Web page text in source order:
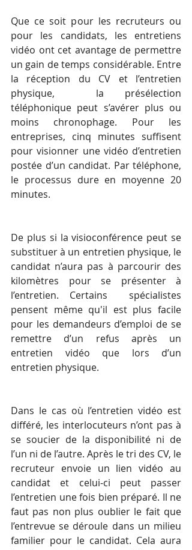
Que ce soit pour les recruteurs ou
pour les candidats, les entretiens
vidéo ont cet avantage de permettre
un gain de temps considérable. Entre
la réception du CV et l’entretien
physique,  la présélection
téléphonique peut s’avérer plus ou
moins chronophage. Pour les
entreprises, cinq minutes suffisent
pour visionner une vidéo d’entretien
postée d’un candidat. Par téléphone,
le processus dure en moyenne 20
minutes.
De plus si la visioconférence peut se
substituer à un entretien physique, le
candidat n’aura pas à parcourir des
kilomètres pour se présenter à
l’entretien. Certains  spécialistes
pensent même qu'il est plus facile
pour les demandeurs d’emploi de se
remettre d’un refus après un
entretien vidéo que lors d’un
entretien physique.
Dans le cas où l’entretien vidéo est
différé, les interlocuteurs n’ont pas à
se soucier de la disponibilité ni de
l’un ni de l’autre. Après le tri des CV, le
recruteur envoie un lien vidéo au
candidat et celui-ci peut passer
l’entretien une fois bien préparé. Il ne
faut pas non plus oublier le fait que
l’entrevue se déroule dans un milieu
familier pour le candidat. Cela aura